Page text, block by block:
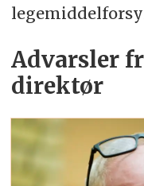
Advarsler
direktør